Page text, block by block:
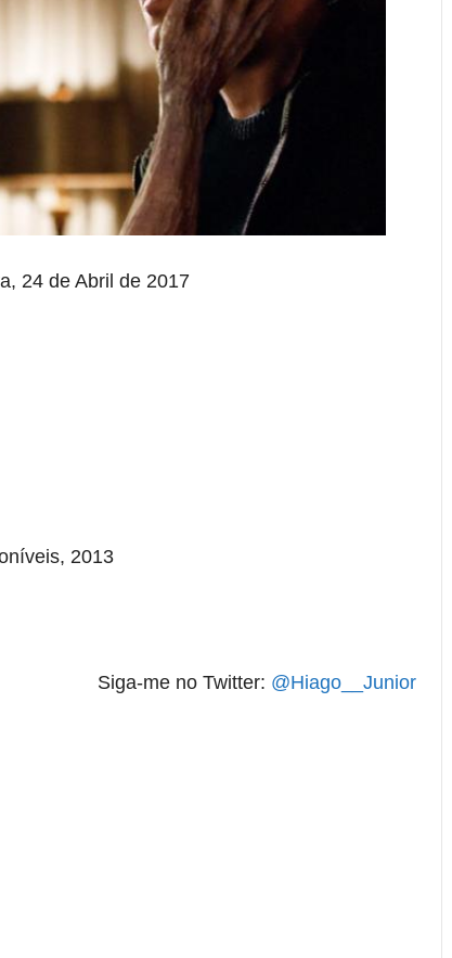
24 de Abril de 2017
2013
Siga-me no Twitter: @Hiago__Junior